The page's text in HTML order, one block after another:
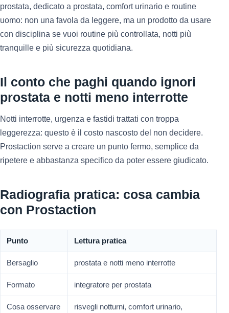
prostata, dedicato a prostata, comfort urinario e routine
uomo: non una favola da leggere, ma un prodotto da usare
con disciplina se vuoi routine più controllata, notti più
tranquille e più sicurezza quotidiana.
Il conto che paghi quando ignori
prostata e notti meno interrotte
Notti interrotte, urgenza e fastidi trattati con troppa
leggerezza: questo è il costo nascosto del non decidere.
Prostaction serve a creare un punto fermo, semplice da
ripetere e abbastanza specifico da poter essere giudicato.
Radiografia pratica: cosa cambia
con Prostaction
Punto Lettura pratica
Bersaglio prostata e notti meno interrotte
Formato integratore per prostata
Cosa osservare
risvegli notturni, comfort urinario,